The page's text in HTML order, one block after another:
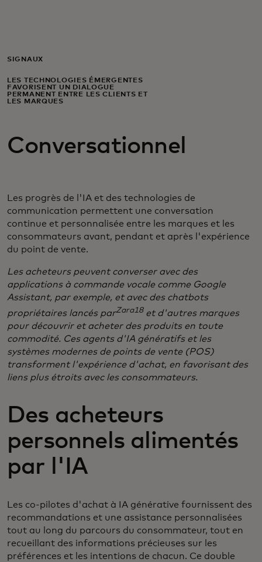
Pour l’entreprise
Pour le monde
Pour les innovateurs
SIGNAUX
LES TECHNOLOGIES ÉMERGENTES
FAVORISENT UN DIALOGUE
PERMANENT ENTRE LES CLIENTS ET
LES MARQUES
Conversationnel
Les progrès de l'IA et des technologies de
communication permettent une conversation
continue et personnalisée entre les marques et les
consommateurs avant, pendant et après l'expérience
du point de vente.
Les acheteurs peuvent converser avec des
applications à commande vocale comme Google
Assistant, par exemple, et avec des chatbots
propriétaires lancés parZara18 et d'autres marques
pour découvrir et acheter des produits en toute
commodité. Ces agents d'IA génératifs et les
systèmes modernes de points de vente (POS)
transforment l'expérience d'achat, en favorisant des
liens plus étroits avec les consommateurs.
Des acheteurs
personnels alimentés
par l'IA
Les co-pilotes d'achat à IA générative fournissent des
recommandations et une assistance personnalisées
tout au long du parcours du consommateur, tout en
recueillant des informations précieuses sur les
préférences et les intentions de chacun. Ce double